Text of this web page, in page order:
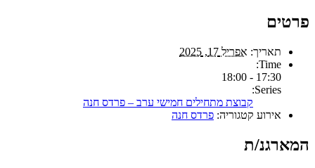
פרטים
תאריך: אפריל 17, 2025
Time:
17:30 - 18:00
Series:
קבוצת מתחילים חמישי ערב – פרדס חנה
אירוע קטגוריה: פרדס חנה
המארגנ/ת